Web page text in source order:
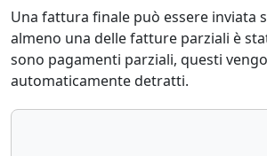
Una fattura finale può essere inviata
almeno una delle fatture parziali è
sono pagamenti parziali, questi
automaticamente detratti.